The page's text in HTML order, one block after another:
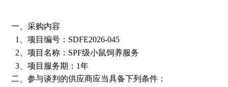
一、采购内容
1、项目编号： SDFE2026-045
2、项目名称：SPF级小鼠饲养服务
3、项目 服务期： 1年
二、参与谈判的供应商应当具备下列条件：